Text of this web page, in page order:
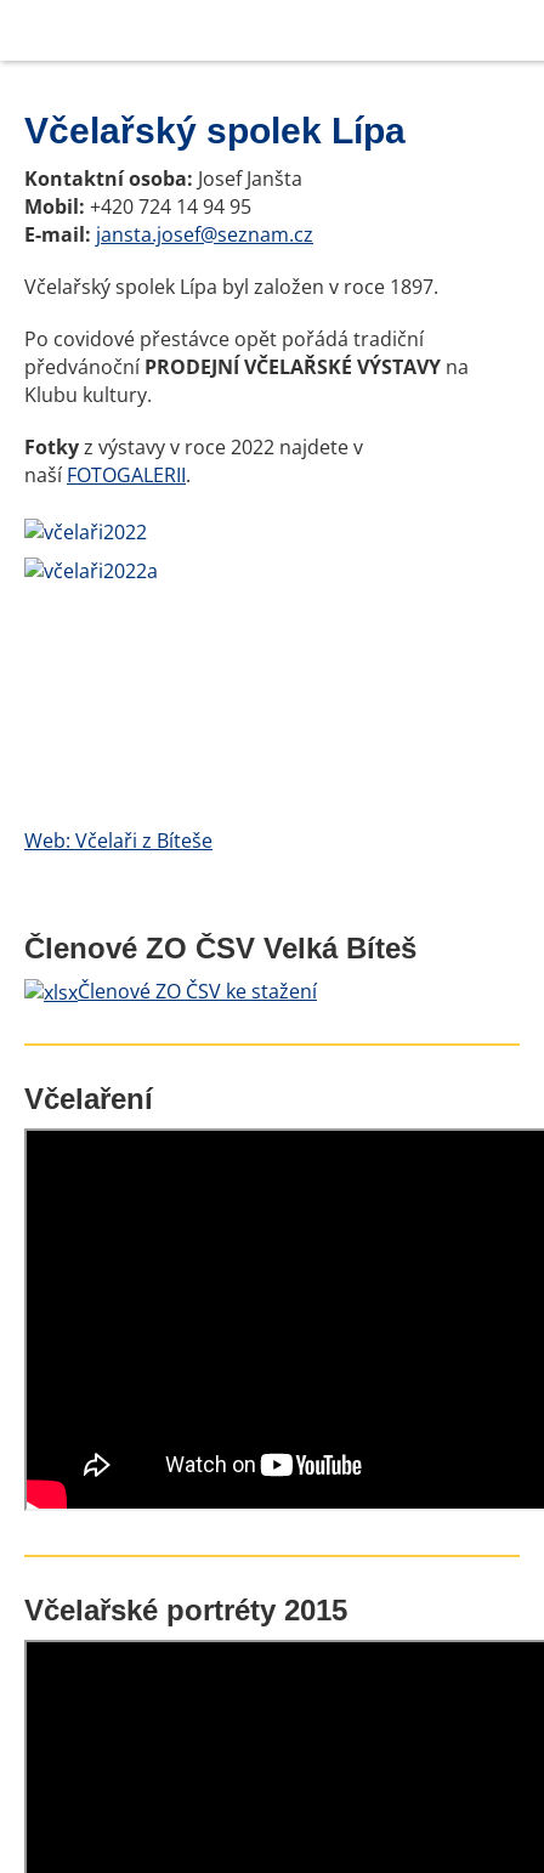
Včelařský spolek Lípa
Kontaktní osoba: Josef Janšta
Mobil: +420 724 14 94 95
E-mail: jansta.josef@seznam.cz
Včelařský spolek Lípa byl založen v roce 1897.
Po covidové přestávce opět pořádá tradiční
předvánočníPRODEJNÍ VČELAŘSKÉ VÝSTAVY na
Klubu kultury.
Fotkyz výstavy v roce 2022 najdete v
našíFOTOGALERII.
Web: Včelaři z Bíteše
Členové ZO ČSV Velká Bíteš
Členové ZO ČSV ke stažení
Včelaření
Včelařské portréty 2015